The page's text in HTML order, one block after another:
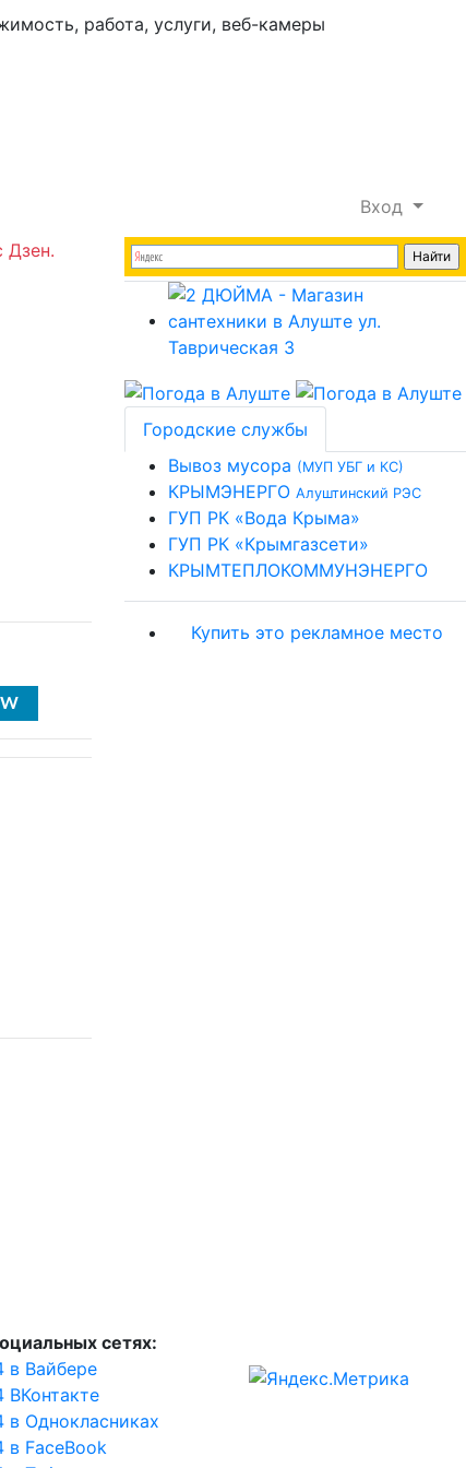
Вход
Дзен.
Городские службы
Вывоз мусора (МУП УБГ и КС)
КРЫМЭНЕРГО Алуштинский РЭС
ГУП РК «Вода Крыма»
ГУП РК «Крымгазсети»
КРЫМТЕПЛОКОММУНЭНЕРГО
Купить это рекламное место
сетях:
в Вайбере
ВКонтакте
в Однокласниках
в FaceBook